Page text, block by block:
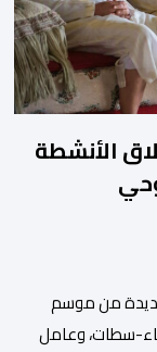
الأنشطة
من موسم
سطات، وعامل